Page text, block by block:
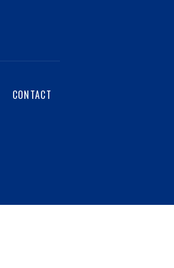
CONTACT